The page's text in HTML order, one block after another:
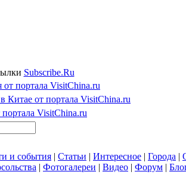
Subscribe.Ru
портала VisitChina.ru
Китае от портала VisitChina.ru
VisitChina.ru
и события | Статьи | Интересное | Города |
| Фотогалереи | Видео | Форум |